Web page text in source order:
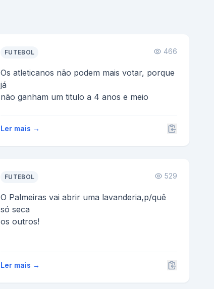
FUTEBOL 466
Os atleticanos não podem mais votar, porque
já
não ganham um titulo a 4 anos e meio
Ler mais →
FUTEBOL 529
O Palmeiras vai abrir uma lavanderia,p/quê
só seca
os outros!
Ler mais →